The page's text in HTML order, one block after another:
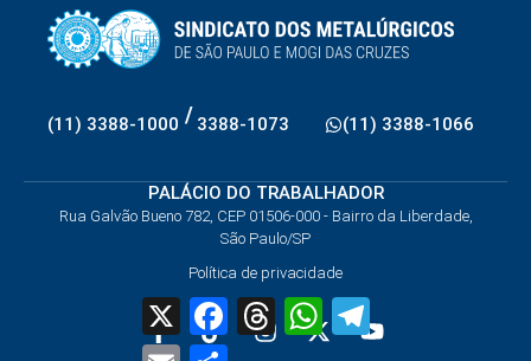
(11) 3388-1000 / 3388-1073 (11) 3388-1066
PALÁCIO DO TRABALHADOR
Rua Galvão Bueno 782, CEP 01506-000 - Bairro da Liberdade,
São Paulo/SP
Política de privacidade
X FacebookThreadsWhatsApp
Email